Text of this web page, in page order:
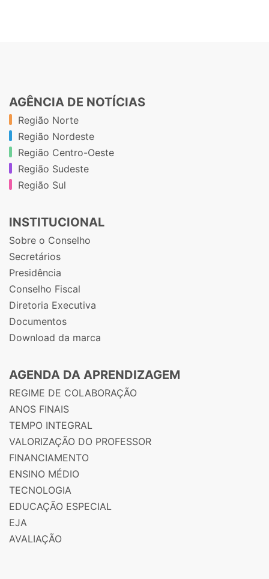
AGÊNCIA DE NOTÍCIAS
Região Norte
Região Nordeste
Região Centro-Oeste
Região Sudeste
Região Sul
INSTITUCIONAL
Sobre o Conselho
Secretários
Presidência
Conselho Fiscal
Diretoria Executiva
Documentos
Download da marca
AGENDA DA APRENDIZAGEM
REGIME DE COLABORAÇÃO
ANOS FINAIS
TEMPO INTEGRAL
VALORIZAÇÃO DO PROFESSOR
FINANCIAMENTO
ENSINO MÉDIO
TECNOLOGIA
EDUCAÇÃO ESPECIAL
EJA
AVALIAÇÃO